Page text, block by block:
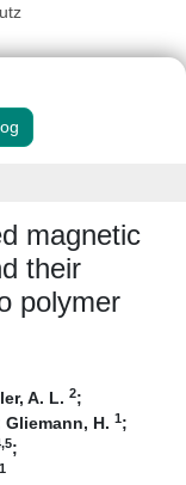
magnetic
their
polymer
A. L. 2;
Gliemann, H. 1;
,5;
1